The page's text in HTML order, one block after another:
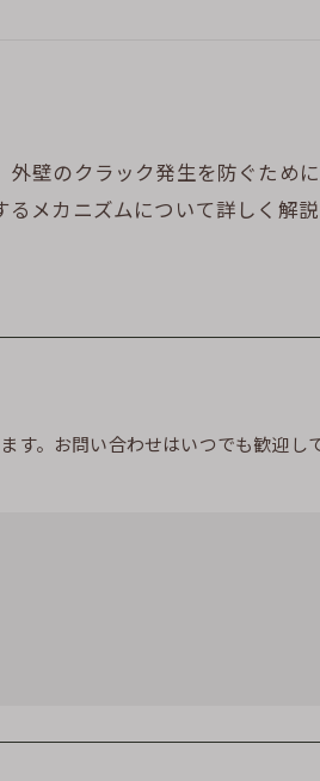
壁のクラック発生を防ぐため
メカニズムについて詳しく解
す。お問い合わせはいつでも歓迎し